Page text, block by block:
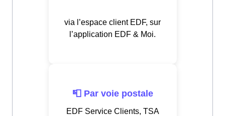
via l’espace client EDF, sur
l’application EDF & Moi.
📮 Par voie postale
EDF Service Clients, TSA